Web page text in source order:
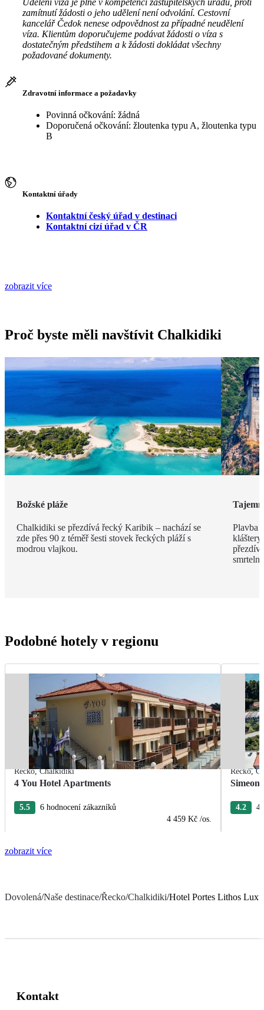
Udělení víza je plně v kompetenci zastupitelských úřadů, proti
zamítnutí žádosti o jeho udělení není odvolání. Cestovní
kancelář Čedok nenese odpovědnost za případné neudělení
víza. Klientům doporučujeme podávat žádosti o víza s
dostatečným předstihem a k žádosti dokládat všechny
požadované dokumenty.
Zdravotní informace a požadavky
Povinná očkování: žádná
Doporučená očkování: žloutenka typu A, žloutenka typu
B
Kontaktní úřady
Kontaktní český úřad v destinaci
Kontaktní cizí úřad v ČR
zobrazit více
Proč byste měli navštívit Chalkidiki
Božské pláže
Chalkidiki se přezdívá řecký Karibik – nachází se
zde přes 90 z téměř šesti stovek řeckých pláží s
modrou vlajkou.
Plavba
kláštery
Podobné hotely v regionu
Řecko,Chalkidiki
4 You Hotel Apartments
5.5
6 hodnocení zákazníků
4 459 Kč /os.
Řecko,
Simeon
4.2 4
zobrazit více
Dovolená/Naše destinace/Řecko/Chalkidiki/Hotel Portes Lithos
Kontakt